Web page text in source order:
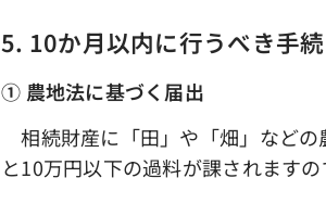
5. 10か月以内に行うべき手
① 農地法に基づく届出
相続財産に「田」や「畑」などの
と10万円以下の過料が課されます